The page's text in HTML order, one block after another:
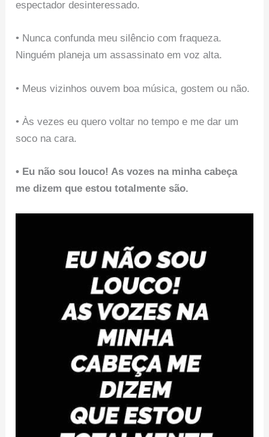
espectador desinteressado.
• Nunca confunda meu silêncio com fraqueza.
Ninguém planeja um assassinato em voz alta.
• Meus vizinhos ouvem boa música, gostem ou não.
• Às vezes eu quero voltar no tempo e me dar um
soco na cara.
• Eu não sou louco! As vozes na minha cabeça
me dizem que estou totalmente são.